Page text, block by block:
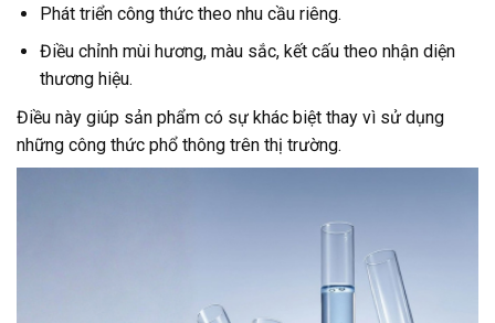
Phát triển công thức theo nhu cầu riêng.
Điều chỉnh mùi hương, màu sắc, kết cấu theo nhận diện
thương hiệu.
Điều này giúp sản phẩm có sự khác biệt thay vì sử dụng
những công thức phổ thông trên thị trường.